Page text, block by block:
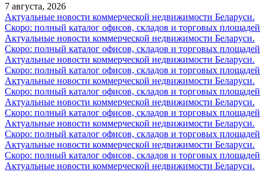
7 августа, 2026
Актуальные новости коммерческой недвижимости Беларуси.
Скоро: полный каталог офисов, складов и торговых площадей
Актуальные новости коммерческой недвижимости Беларуси.
Скоро: полный каталог офисов, складов и торговых площадей
Актуальные новости коммерческой недвижимости Беларуси.
Скоро: полный каталог офисов, складов и торговых площадей
Актуальные новости коммерческой недвижимости Беларуси.
Скоро: полный каталог офисов, складов и торговых площадей
Актуальные новости коммерческой недвижимости Беларуси.
Скоро: полный каталог офисов, складов и торговых площадей
Актуальные новости коммерческой недвижимости Беларуси.
Скоро: полный каталог офисов, складов и торговых площадей
Актуальные новости коммерческой недвижимости Беларуси.
Скоро: полный каталог офисов, складов и торговых площадей
Актуальные новости коммерческой недвижимости Беларуси.